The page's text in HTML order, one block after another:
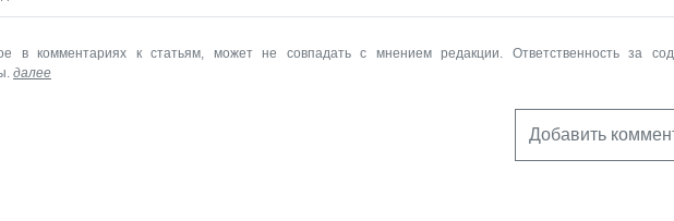
в комментариях к статьям, может не совпадать с мнением редакции. Ответственность за
далее
Добавить